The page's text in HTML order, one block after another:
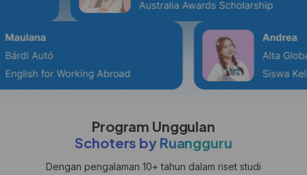
Program Unggulan
Schoters by Ruangguru
Dengan pengalaman 10+ tahun dalam riset studi